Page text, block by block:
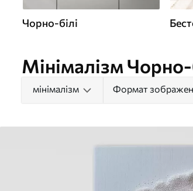
Чорно-білі
Мінімалізм Чорно-
мінімалізм Формат